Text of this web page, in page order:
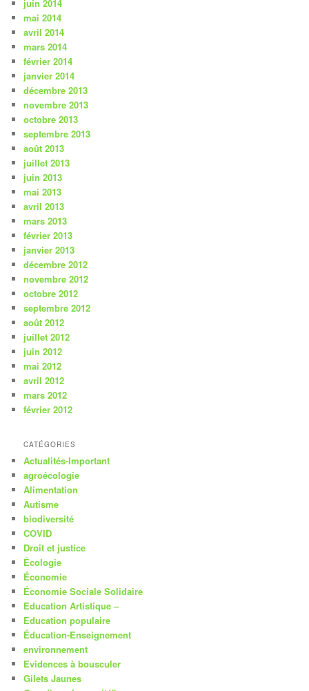
juin 2014
mai 2014
avril 2014
mars 2014
février 2014
janvier 2014
décembre 2013
novembre 2013
octobre 2013
septembre 2013
août 2013
juillet 2013
juin 2013
mai 2013
avril 2013
mars 2013
février 2013
janvier 2013
décembre 2012
novembre 2012
octobre 2012
septembre 2012
août 2012
juillet 2012
juin 2012
mai 2012
avril 2012
mars 2012
février 2012
CATÉGORIES
Actualités-Important
agroécologie
Alimentation
Autisme
biodiversité
COVID
Droit et justice
Écologie
Économie
Économie Sociale Solidaire
Education Artistique –
Education populaire
Éducation-Enseignement
environnement
Evidences à bousculer
Gilets Jaunes